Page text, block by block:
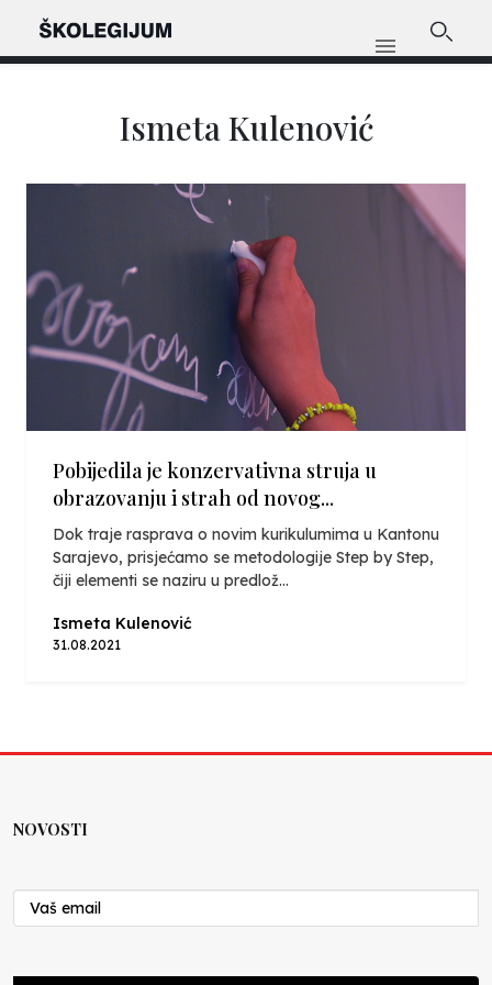
Ismeta Kulenović
Pobijedila je konzervativna struja u
obrazovanju i strah od novog...
Dok traje rasprava o novim kurikulumima u Kantonu
Sarajevo, prisjećamo se metodologije Step by Step,
čiji elementi se naziru u predlož...
Ismeta Kulenović
31.08.2021
NOVOSTI